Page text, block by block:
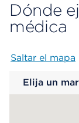
Dónde
médica
Saltar el mapa
Elija un